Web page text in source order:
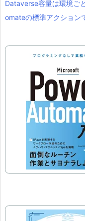
Dataverse容量は環境ご
omateの標準アクション